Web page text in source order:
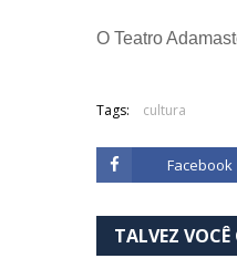
O Teatro
Tags: cultura
Facebook
TALVEZ